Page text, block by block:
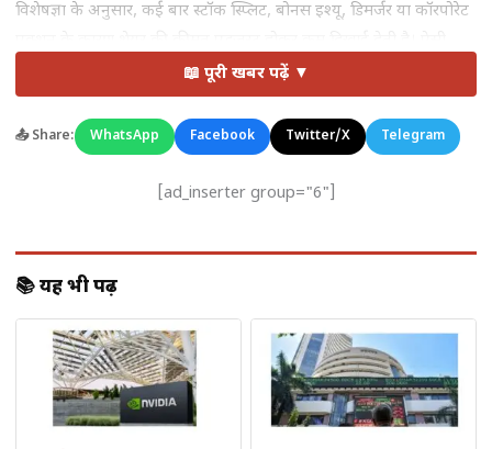
विशेषज्ञों के अनुसार, कई बार स्टॉक स्प्लिट, बोनस इश्यू, डिमर्जर या कॉरपोरेट
स्थिति में निवेशकों के पोर्टफोलियो की कुल वैल्यू पर वास्तविक असर नहीं
पड़ता, बल्कि केवल प्रति शेयर कीमत में तकनीकी बदलाव होता है।
संभावना है कि Angel One के शेयर में दिखाई गई यह बड़ी गिरावट भी किसी
कॉरपोरेट एक्शन के कारण एडजस्टेड प्राइस की वजह से हो। एक्सचेंज डेटा में
📖 पूरी खबर पढ़ें ▼
📤 Share: WhatsApp Facebook Twitter/X Telegram
[ad_inserter group="6"]
📚 यह भी पढ़ें